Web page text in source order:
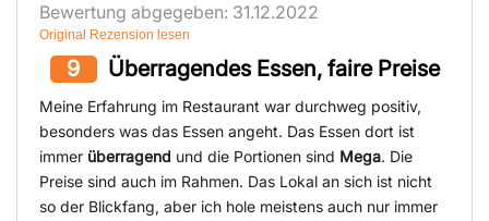
Bewertung abgegeben: 31.12.2022
Original Rezension lesen
9 Überragendes Essen, faire Preise
Meine Erfahrung im Restaurant war durchweg positiv,
besonders was das Essen angeht. Das Essen dort ist
immer überragend und die Portionen sind Mega. Die
Preise sind auch im Rahmen. Das Lokal an sich ist nicht
so der Blickfang, aber ich hole meistens auch nur immer